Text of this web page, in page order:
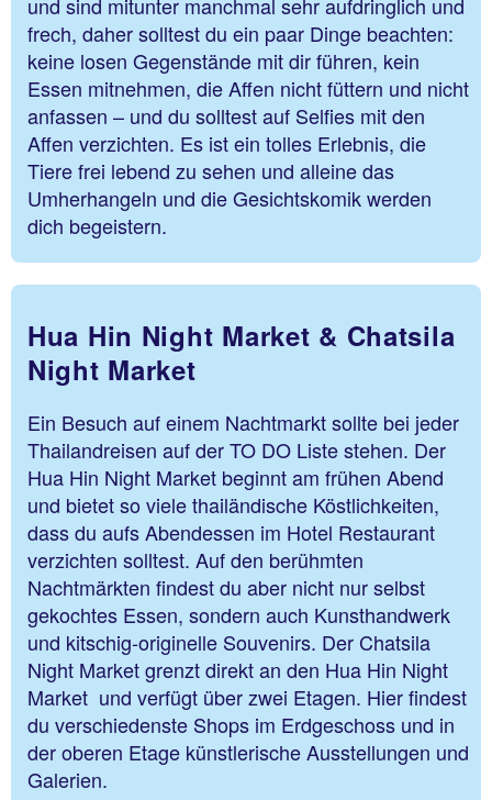
und sind mitunter manchmal sehr aufdringlich und
frech, daher solltest du ein paar Dinge beachten:
keine losen Gegenstände mit dir führen, kein
Essen mitnehmen, die Affen nicht füttern und nicht
anfassen – und du solltest auf Selfies mit den
Affen verzichten. Es ist ein tolles Erlebnis, die
Tiere frei lebend zu sehen und alleine das
Umherhangeln und die Gesichtskomik werden
dich begeistern.
Hua Hin Night Market & Chatsila
Night Market
Ein Besuch auf einem Nachtmarkt sollte bei jeder
Thailandreisen auf der TO DO Liste stehen. Der
Hua Hin Night Market beginnt am frühen Abend
und bietet so viele thailändische Köstlichkeiten,
dass du aufs Abendessen im Hotel Restaurant
verzichten solltest. Auf den berühmten
Nachtmärkten findest du aber nicht nur selbst
gekochtes Essen, sondern auch Kunsthandwerk
und kitschig-originelle Souvenirs. Der Chatsila
Night Market grenzt direkt an den Hua Hin Night
Market und verfügt über zwei Etagen. Hier findest
du verschiedenste Shops im Erdgeschoss und in
der oberen Etage künstlerische Ausstellungen und
Galerien.